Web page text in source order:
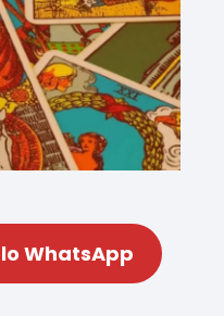
WhatsApp